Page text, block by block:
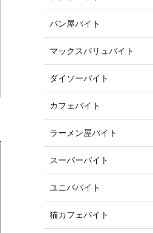
パン屋バイト
マックスバリュバイト
ダイソーバイト
カフェバイト
ラーメン屋バイト
スーパーバイト
ユニババイト
猫カフェバイト